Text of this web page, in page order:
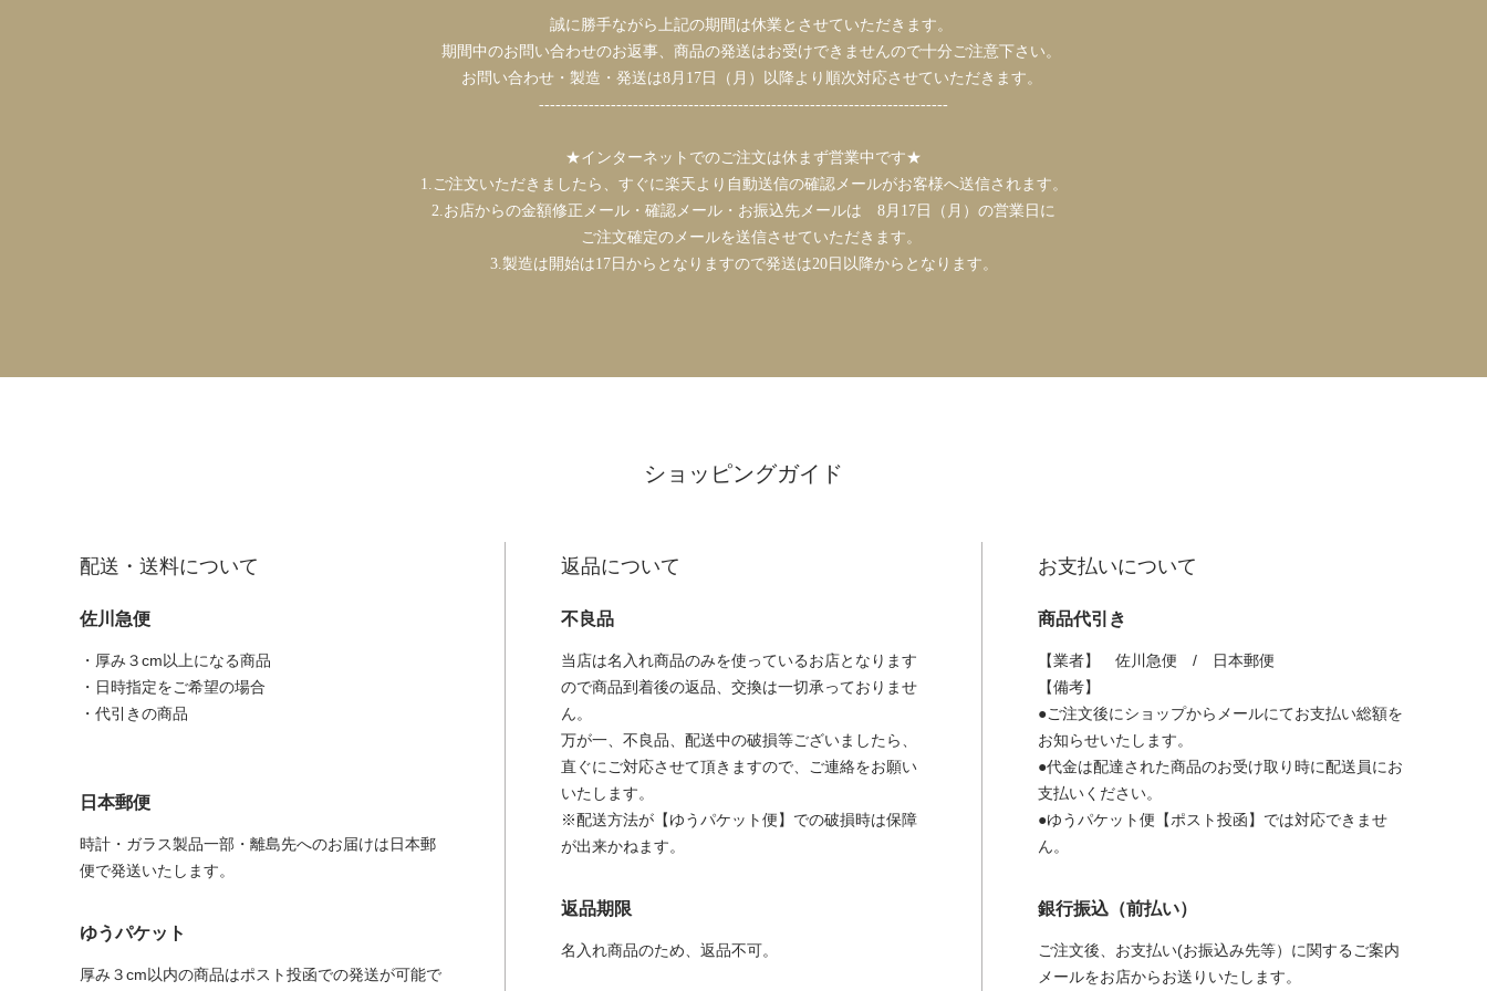
誠に勝手ながら上記の期間は休業とさせていただきます。
期間中のお問い合わせのお返事、商品の発送はお受けできませんので十分ご注意下さい。
お問い合わせ・製造・発送は8月17日（月）以降より順次対応させていただきます。
--------------------------------------------------------------------------
★インターネットでのご注文は休まず営業中です★
1.ご注文いただきましたら、すぐに楽天より自動送信の確認メールがお客様へ送信されます。
2.お店からの金額修正メール・確認メール・お振込先メールは 8月17日（月）の営業日に
ご注文確定のメールを送信させていただきます。
3.製造は開始は17日からとなりますので発送は20日以降からとなります。
ショッピングガイド
配送・送料について
佐川急便
・厚み３cm以上になる商品
・日時指定をご希望の場合
・代引きの商品
日本郵便
時計・ガラス製品一部・離島先へのお届けは日本郵
便で発送いたします。
ゆうパケット
厚み３cm以内の商品はポスト投函での発送が可能で
返品について
不良品
当店は名入れ商品のみを使っているお店となります
ので商品到着後の返品、交換は一切承っておりませ
ん。
万が一、不良品、配送中の破損等ございましたら、
直ぐにご対応させて頂きますので、ご連絡をお願い
いたします。
※配送方法が【ゆうパケット便】での破損時は保障
が出来かねます。
返品期限
名入れ商品のため、返品不可。
お支払いについて
商品代引き
【業者】 佐川急便 / 日本郵便
【備考】
●ご注文後にショップからメールにてお支払い総額を
お知らせいたします。
●代金は配達された商品のお受け取り時に配送員にお
支払いください。
●ゆうパケット便【ポスト投函】では対応できませ
ん。
銀行振込（前払い）
ご注文後、お支払い(お振込み先等）に関するご案内
メールをお店からお送りいたします。